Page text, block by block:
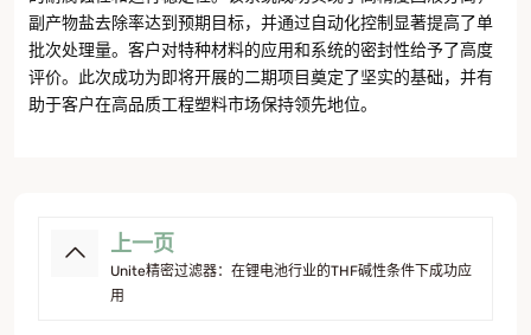
副产物盐去除率达到预期目标，并通过自动化控制显著提高了单
批次处理量。客户对特种材料的应用和系统的密封性给予了高度
评价。此次成功为即将开展的二期项目奠定了坚实的基础，并有
助于客户在高品质工程塑料市场保持领先地位。
上一页
Unite精密过滤器：在锂电池行业的THF碱性条件下成功应
用